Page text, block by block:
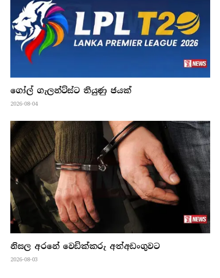
ගෝල් ගැලන්ට්ස්ට තියුණු ජයක්
2026-08-04
නිසල අරනේ වෙඩික්කරු අත්අඩංගුවට
2026-08-03